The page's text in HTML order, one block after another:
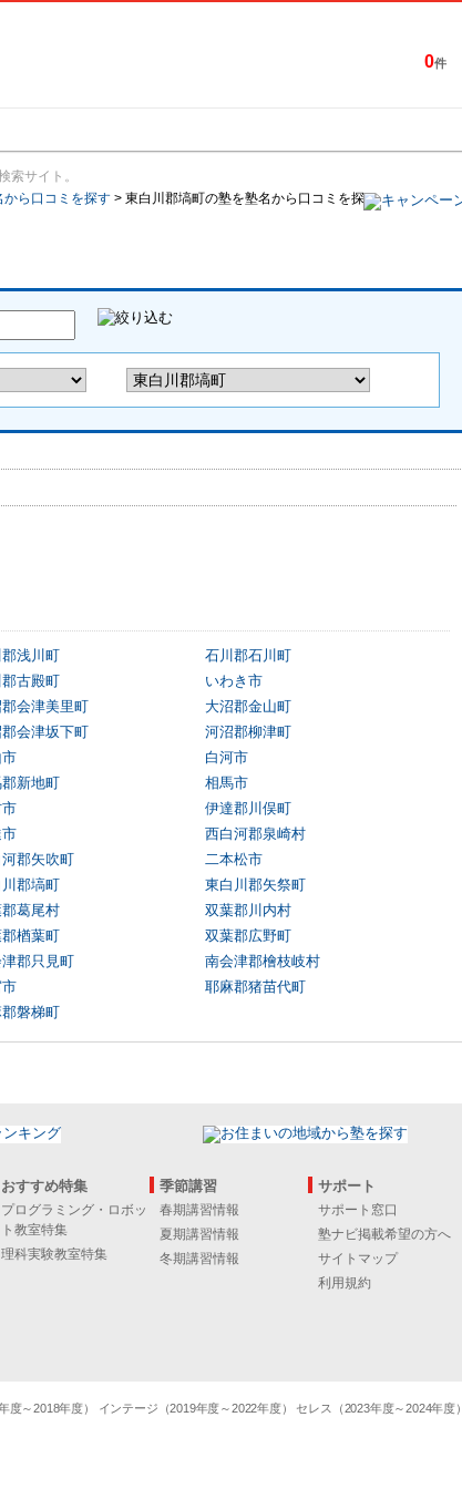
0件
サイト。
ら口コミを探す > 東白川郡塙町の塾を塾名から口コミを探す
浅川町
石川郡石川町
古殿町
いわき市
郡会津美里町
大沼郡金山町
会津坂下町
河沼郡柳津町
白河市
新地町
相馬市
市
伊達郡川俣町
西白河郡泉崎村
郡矢吹町
二本松市
郡塙町
東白川郡矢祭町
葛尾村
双葉郡川内村
楢葉町
双葉郡広野町
郡只見町
南会津郡檜枝岐村
耶麻郡猪苗代町
磐梯町
おすすめ特集
プログラミング・ロボッ
ト教室特集
理科実験教室特集
季節講習
春期講習情報
夏期講習情報
冬期講習情報
サポート
サポート窓口
塾ナビ掲載希望の方へ
サイトマップ
利用規約
～2018年度） インテージ（2019年度～2022年度） セレス（2023年度～2024年度）